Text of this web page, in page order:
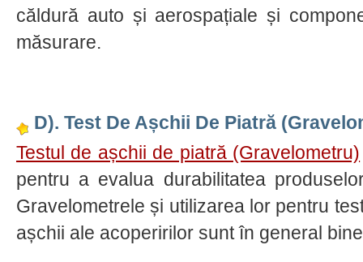
căldură auto și aerospațiale și
măsurare.
D). Test De Așchii De Piatră
Testul de așchii de piatră (Gravelometru)
pentru a evalua durabilitatea
Gravelometrele și utilizarea lor pentru
așchii ale acoperirilor sunt în general